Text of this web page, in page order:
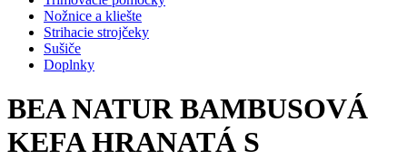
Nožnice a kliešte
Strihacie strojčeky
Sušiče
Doplnky
BEA NATUR BAMBUSOVÁ
KEFA HRANATÁ S